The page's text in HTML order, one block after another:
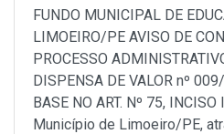
FUNDO MUNICIPAL DE
LIMOEIRO/PE AVISO DE
PROCESSO
DISPENSA DE VALOR nº
BASE NO ART. Nº 75,
Município de Limoeiro/PE,